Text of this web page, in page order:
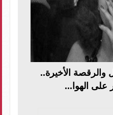
الأخيرة..
على الهوا...